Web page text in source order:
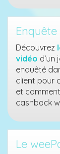
Découvrez
vidéo d’un
enquêté
client pour
et
cashback
Le